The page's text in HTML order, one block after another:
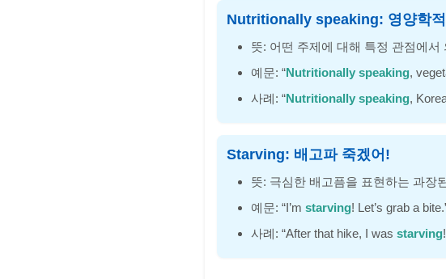
Nutritionally speaking: 영양학적
뜻: 어떤 주제에 대해 특정 관점에
예문: “Nutritionally speaking,
사례: “Nutritionally speaking,
Starving: 배고파 죽겠어!
뜻: 극심한 배고픔을 표현하는 과장
예문: “I’m starving! Let’s grab a
사례: “After that hike, I was starving